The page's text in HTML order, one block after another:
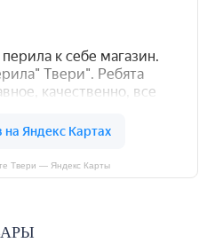
Твери — Яндекс Карты